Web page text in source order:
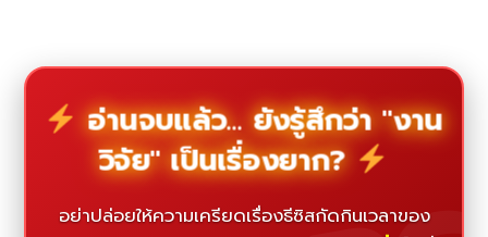
อ่านจบแล้ว... ยังรู้สึกว่า "งาน
วิจัย" เป็นเรื่องยาก?
อย่าปล่อยให้ความเครียดเรื่องธีซิสกัดกินเวลาของ